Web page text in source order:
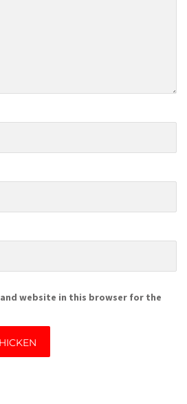
and website in this browser for the